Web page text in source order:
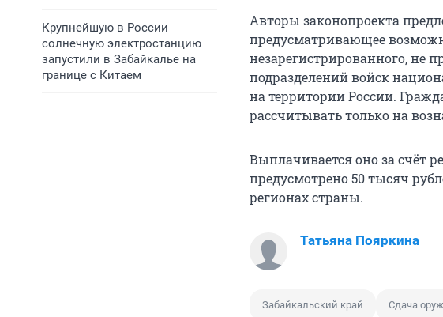
Крупнейшую в России
солнечную электростанцию
запустили в Забайкалье на
границе с Китаем
Авторы законопроекта
предусматривающее
незарегистрированного, не
подразделений войск
на территории России.
рассчитывать только на
Выплачивается оно за счёт
предусмотрено 50 тысяч
регионах страны.
Татьяна Пояркина
Забайкальский край Сдача